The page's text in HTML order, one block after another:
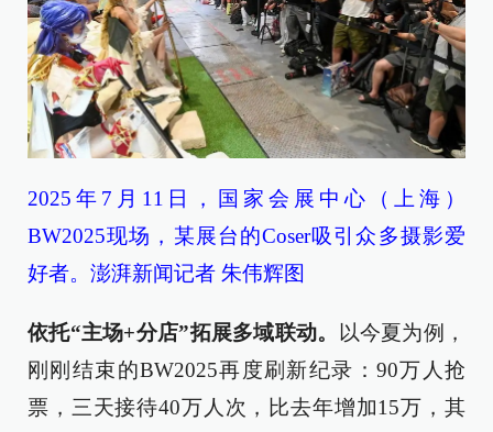
2025年7月11日，国家会展中心（上海）
BW2025现场，某展台的Coser吸引众多摄影爱
好者。澎湃新闻记者 朱伟辉图
依托“主场+分店”拓展多域联动。
以今夏为例，
刚刚结束的BW2025再度刷新纪录：90万人抢
票，三天接待40万人次，比去年增加15万，其